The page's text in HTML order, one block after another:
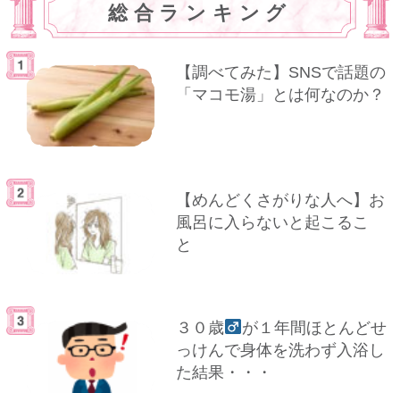
総合ランキング
【調べてみた】SNSで話題の
「マコモ湯」とは何なのか？
【めんどくさがりな人へ】お
風呂に入らないと起こるこ
と
３０歳
が１年間ほとんどせ
っけんで身体を洗わず入浴し
た結果・・・